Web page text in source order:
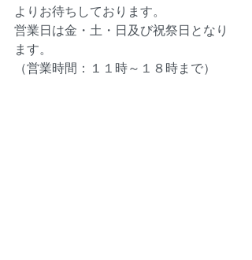
よりお待ちしております。
営業日は金・土・日及び祝祭日となり
ます。
（営業時間：１１時～１８時まで）